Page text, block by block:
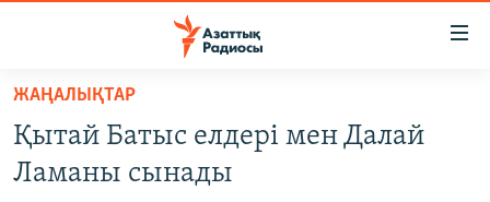
Skip
main
content
САЯСАТ
ЖАҢАЛЫҚТАР
Қытай Батыс елдері мен Далай
Ламаны сынады